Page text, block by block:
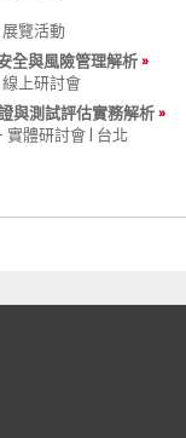
覽活動
全與風險管理解析
上研討會
與測試評估實務解析
體研討會 | 台北